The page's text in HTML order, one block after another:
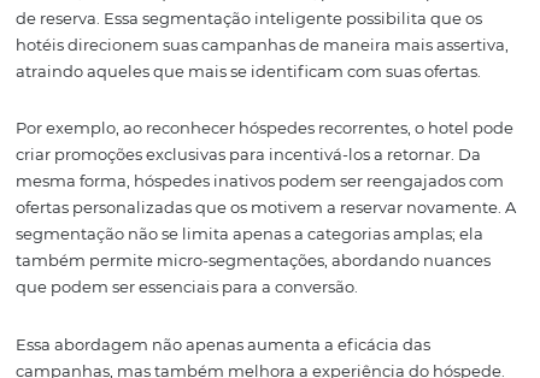
ser a chave para o sucesso do seu hotel.
Segmentação
de Base
A segmentação é um dos pilares fundamentais do
eficaz. O CRM da Omnibees oferece ferramentas que
identificar e categorizar hóspedes de acordo com
de reserva. Essa segmentação inteligente possibilita